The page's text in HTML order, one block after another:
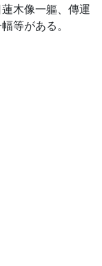
木像一軀、傳運
等がある。